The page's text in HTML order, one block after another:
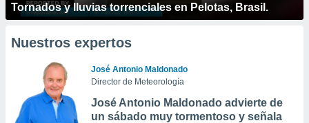
Tornados y lluvias torrenciales en Pelotas, Brasil.
Nuestros expertos
José Antonio Maldonado
Director de Meteorología
José Antonio Maldonado advierte de
un sábado muy tormentoso y señala